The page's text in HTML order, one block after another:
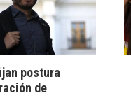
postura
de